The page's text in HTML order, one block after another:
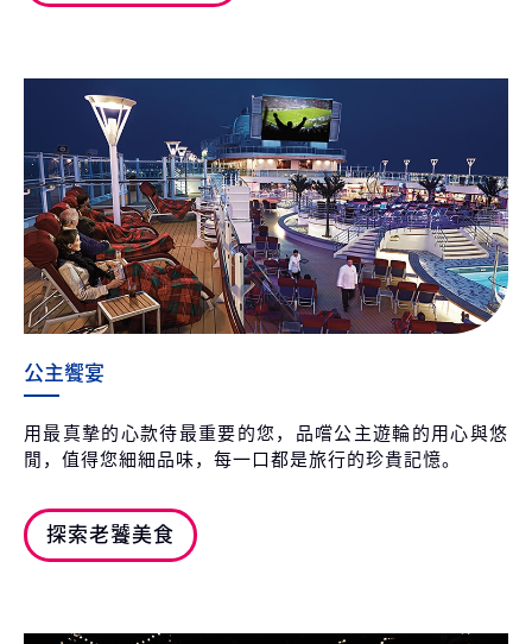
公主饗宴
用最真摯的心款待最重要的您，品嚐公主遊輪的用心與悠
閒，值得您細細品味，每一口都是旅行的珍貴記憶。
探索老饕美食